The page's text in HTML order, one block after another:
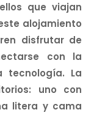
que viajan
alojamiento
disfrutar de
con la
tecnología. La
uno con
litera y cama